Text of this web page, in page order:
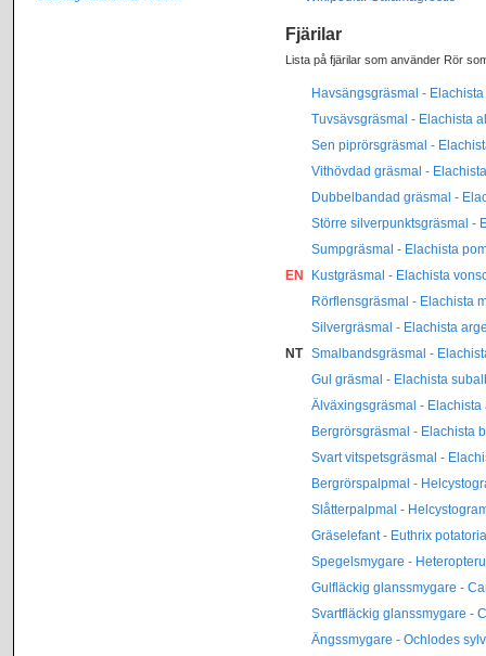
Fjärilar
Lista på fjärilar som använder Rör
Havsängsgräsmal -
Tuvsävsgräsmal - Elachista
Sen piprörsgräsmal -
Vithövdad gräsmal -
Dubbelbandad gräsmal -
Större silverpunktsgräsmal -
Sumpgräsmal - Elachista
EN
Kustgräsmal - Elachista
Rörflensgräsmal - Elachista
Silvergräsmal - Elachista
NT
Smalbandsgräsmal -
Gul gräsmal - Elachista
Älväxingsgräsmal - Elachista
Bergrörsgräsmal - Elachista
Svart vitspetsgräsmal -
Bergrörspalpmal -
Slåtterpalpmal -
Gräselefant - Euthrix potatoria
Spegelsmygare -
Gulfläckig glanssmygare -
Svartfläckig glanssmygare -
Ängssmygare - Ochlodes